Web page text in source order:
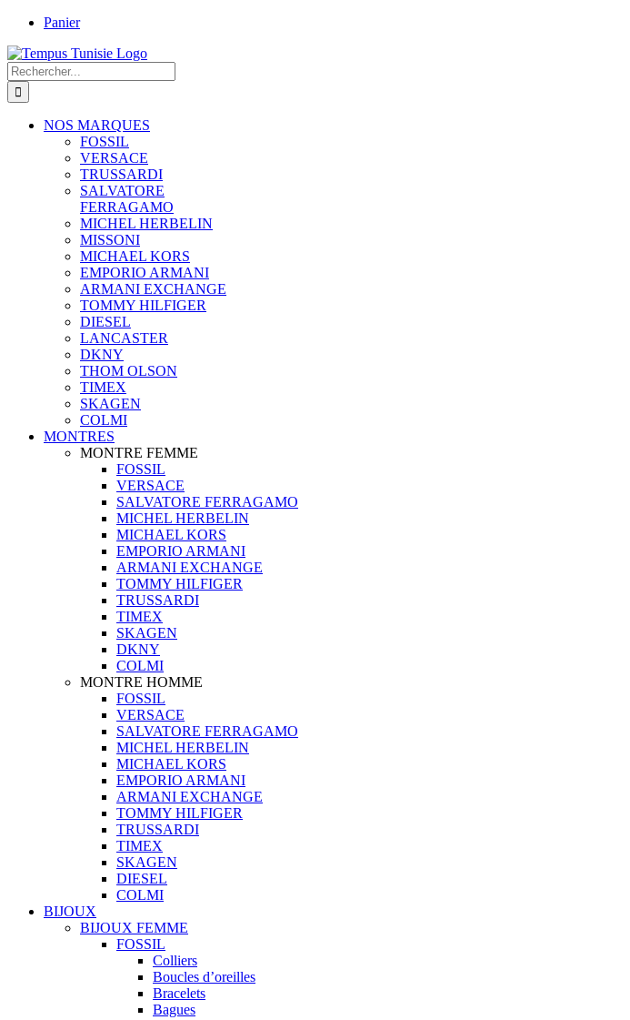
Passer
contenu
Panier
Rechercher:
NOS MARQUES
FOSSIL
VERSACE
TRUSSARDI
SALVATORE
FERRAGAMO
MICHEL HERBELIN
MISSONI
MICHAEL KORS
EMPORIO ARMANI
ARMANI EXCHANGE
TOMMY HILFIGER
DIESEL
LANCASTER
DKNY
THOM OLSON
TIMEX
SKAGEN
COLMI
MONTRES
MONTRE FEMME
FOSSIL
VERSACE
SALVATORE FERRAGAMO
MICHEL HERBELIN
MICHAEL KORS
EMPORIO ARMANI
ARMANI EXCHANGE
TOMMY HILFIGER
TRUSSARDI
TIMEX
SKAGEN
DKNY
COLMI
MONTRE HOMME
FOSSIL
VERSACE
SALVATORE FERRAGAMO
MICHEL HERBELIN
MICHAEL KORS
EMPORIO ARMANI
ARMANI EXCHANGE
TOMMY HILFIGER
TRUSSARDI
TIMEX
SKAGEN
DIESEL
COLMI
BIJOUX
BIJOUX FEMME
FOSSIL
Colliers
Boucles d’oreilles
Bracelets
Bagues